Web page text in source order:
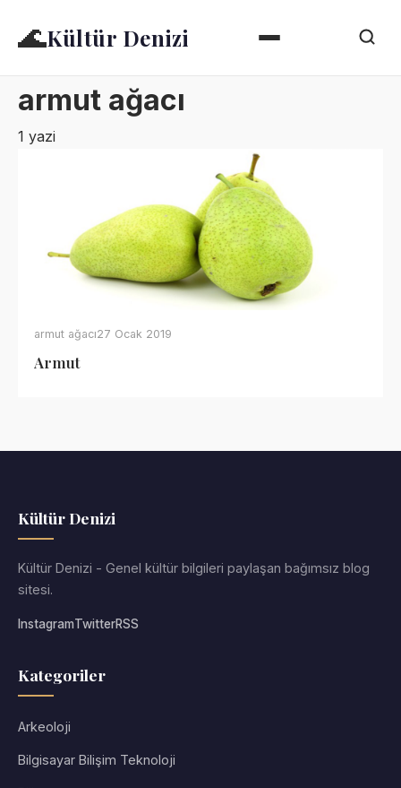
🌊Kültür Denizi
armut ağacı
1 yazi
armut ağacı27 Ocak 2019
Armut
Kültür Denizi
Kültür Denizi - Genel kültür bilgileri paylaşan bağımsız blog
sitesi.
InstagramTwitterRSS
Kategoriler
Arkeoloji
Bilgisayar Bilişim Teknoloji